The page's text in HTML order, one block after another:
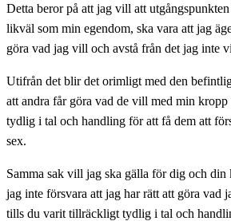
Detta beror på att jag vill att
likväl som min egendom, ska vara att jag
göra vad jag vill och avstå från det jag inte
Utifrån det blir det orimligt med den
att andra får göra vad de vill med min
tydlig i tal och handling för att få dem att
sex.
Samma sak vill jag ska gälla för dig och
jag inte försvara att jag har rätt att göra vad
tills du varit tillräckligt tydlig i tal och